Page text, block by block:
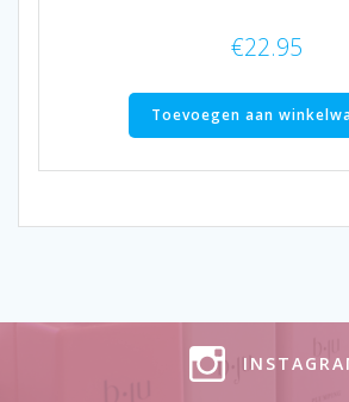
€22.95
Toevoegen aan